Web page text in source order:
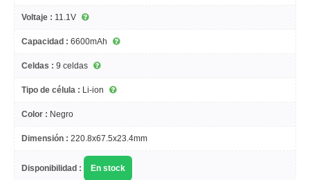
Voltaje : 11.1V
Capacidad : 6600mAh
Celdas : 9 celdas
Tipo de célula : Li-ion
Color : Negro
Dimensión : 220.8x67.5x23.4mm
Disponibilidad : En stock